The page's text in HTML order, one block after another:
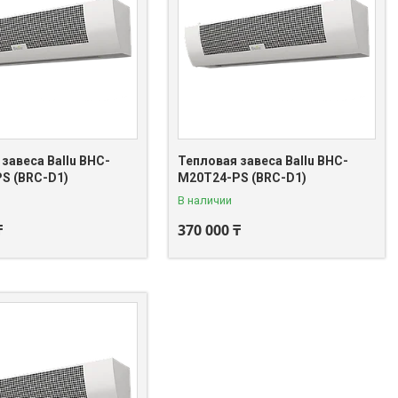
Ballu BHC-
(BRC-D1)
Тепловая завеса Ballu BHC-
M20T24-PS (BRC-D1)
В наличии
370 000 ₸